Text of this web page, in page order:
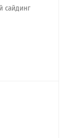
сайдинг